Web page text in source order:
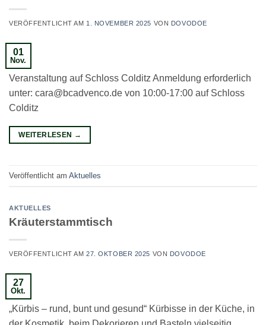
VERÖFFENTLICHT AM 1. NOVEMBER 2025 VON DOVODOE
01
Nov.
Veranstaltung auf Schloss Colditz Anmeldung erforderlich
unter: cara@bcadvenco.de von 10:00-17:00 auf Schloss
Colditz
WEITERLESEN →
Veröffentlicht am Aktuelles
AKTUELLES
Kräuterstammtisch
VERÖFFENTLICHT AM27. OKTOBER 2025 VON DOVODOE
27
Okt.
„Kürbis – rund, bunt und gesund“ Kürbisse in der Küche, in